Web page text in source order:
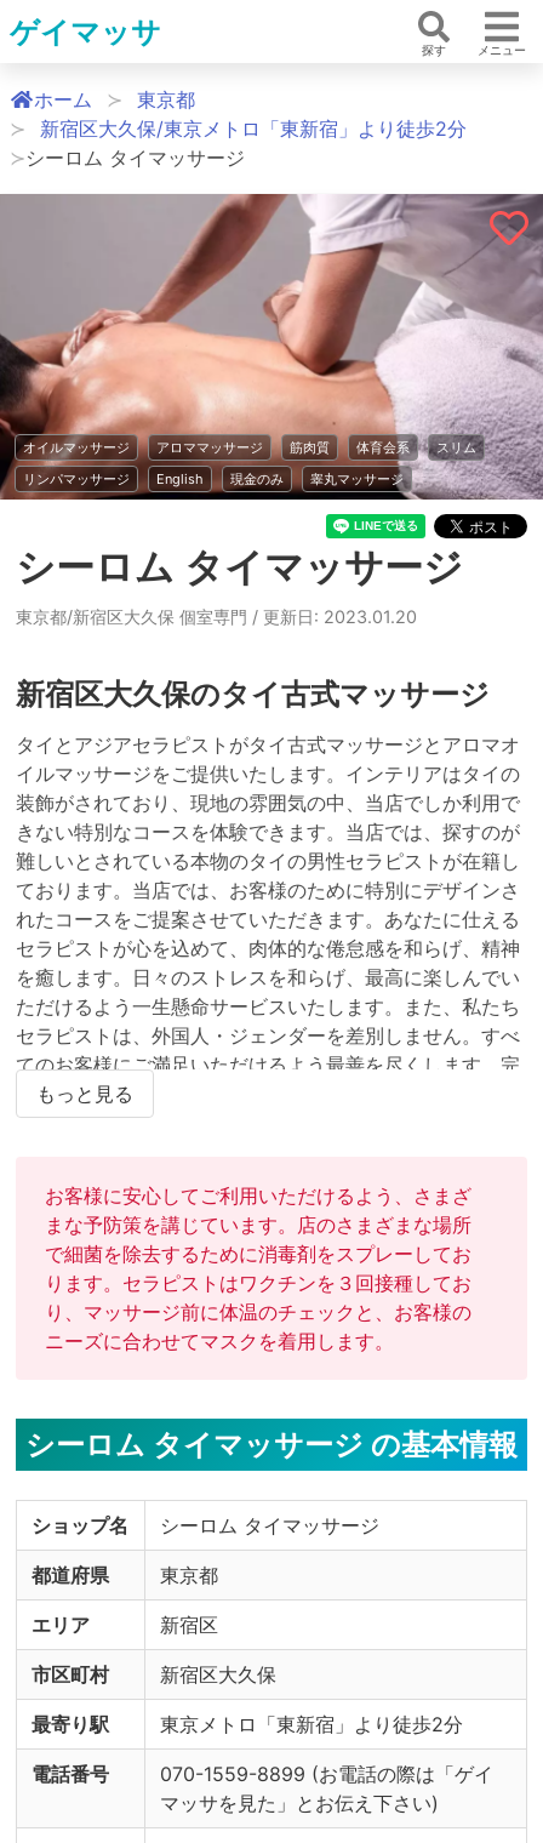
ゲイマッサ
探す メニュー
ホーム
東京都
新宿区大久保/​東京メトロ「東新宿」より徒歩2分
シーロム タイマッサージ
オイルマッサージ アロママッサージ 筋肉質 体育会系
スリム
リンパマッサージ
English 現金のみ 睾丸マッサージ
シーロム タイマッサージ
東京都/新宿区大久保 個室専門 / 更新日: 2023.01.20
新宿区大久保のタイ古式マッサージ
タイとアジアセラピストがタイ古式マッサージとアロマオ
イルマッサージをご提供いたします。インテリアはタイの
装飾がされており、現地の雰囲気の中、当店でしか利用で
きない特別なコースを体験できます。当店では、探すのが
難しいとされている本物のタイの男性セラピストが在籍し
ております。当店では、お客様のために特別にデザインさ
れたコースをご提案させていただきます。あなたに仕える
セラピストが心を込めて、肉体的な倦怠感を和らげ、精神
を癒します。日々のストレスを和らげ、最高に楽しんでい
ただけるよう一生懸命サービスいたします。また、私たち
セラピストは、外国人・ジェンダーを差別しません。すべ
てのお客様にご満足いただけるよう最善を尽くします。完
全個室の静かで安全なプライベート空間をご用意しており
ます。
もっと見る
お客様に安心してご利用いただけるよう、さまざ
まな予防策を講じています。店のさまざまな場所
で細菌を除去するために消毒剤をスプレーしてお
ります。セラピストはワクチンを３回接種してお
り、マッサージ前に体温のチェックと、お客様の
ニーズに合わせてマスクを着用します。
シーロム タイマッサージ の基本情報
ショップ名 シーロム タイマッサージ
都道府県 東京都
エリア 新宿区
市区町村 新宿区大久保
最寄り駅 ​東京メトロ「東新宿」より徒歩2分
電話番号
070-1559-8899 (お電話の際は「ゲイ
マッサを見た」とお伝え下さい)